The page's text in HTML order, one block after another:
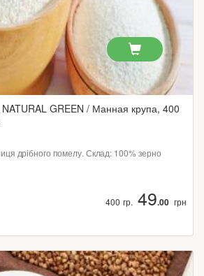
GREEN / Манная крупа, 400
дрібного помелу. Склад: 100% зерно
400 гр. 49.00 грн